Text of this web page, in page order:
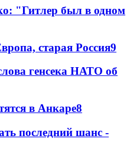
"Гитлер был в одном
старая Россия9
генсека НАТО об
в Анкаре8
последний шанс -